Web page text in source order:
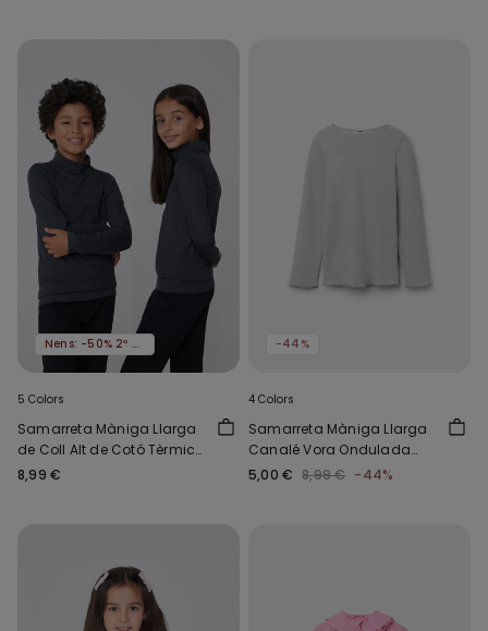
Nens: -50% 2º article
5 Colors
Samarreta Màniga Llarga
de Coll Alt de Cotó Tèrmic
Nens Unisex
8,99 €
-44%
4 Colors
Samarreta Màniga Llarga
Canalé Vora Ondulada
Coll Rodó Nena
5,00 € 8,99 € -44%